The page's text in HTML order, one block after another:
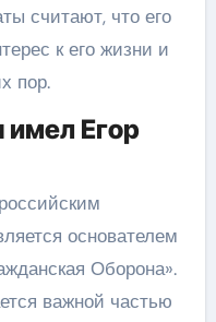
считают, что его
к его жизни и
пор.
Егор
основателем
Оборона».
важной частью